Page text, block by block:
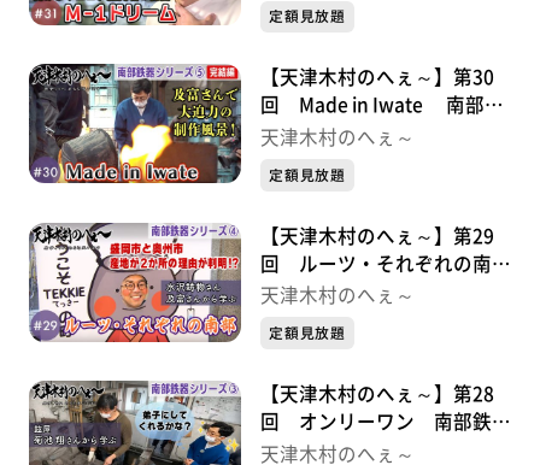
定額見放題
【天津木村のへぇ～】第30
回 Made in Iwate 南部鉄
器シリーズ⑤
天津木村のへぇ～
定額見放題
【天津木村のへぇ～】第29
回 ルーツ・それぞれの南
部 南部鉄器シリーズ④
天津木村のへぇ～
定額見放題
【天津木村のへぇ～】第28
回 オンリーワン 南部鉄器
シリーズ③
天津木村のへぇ～